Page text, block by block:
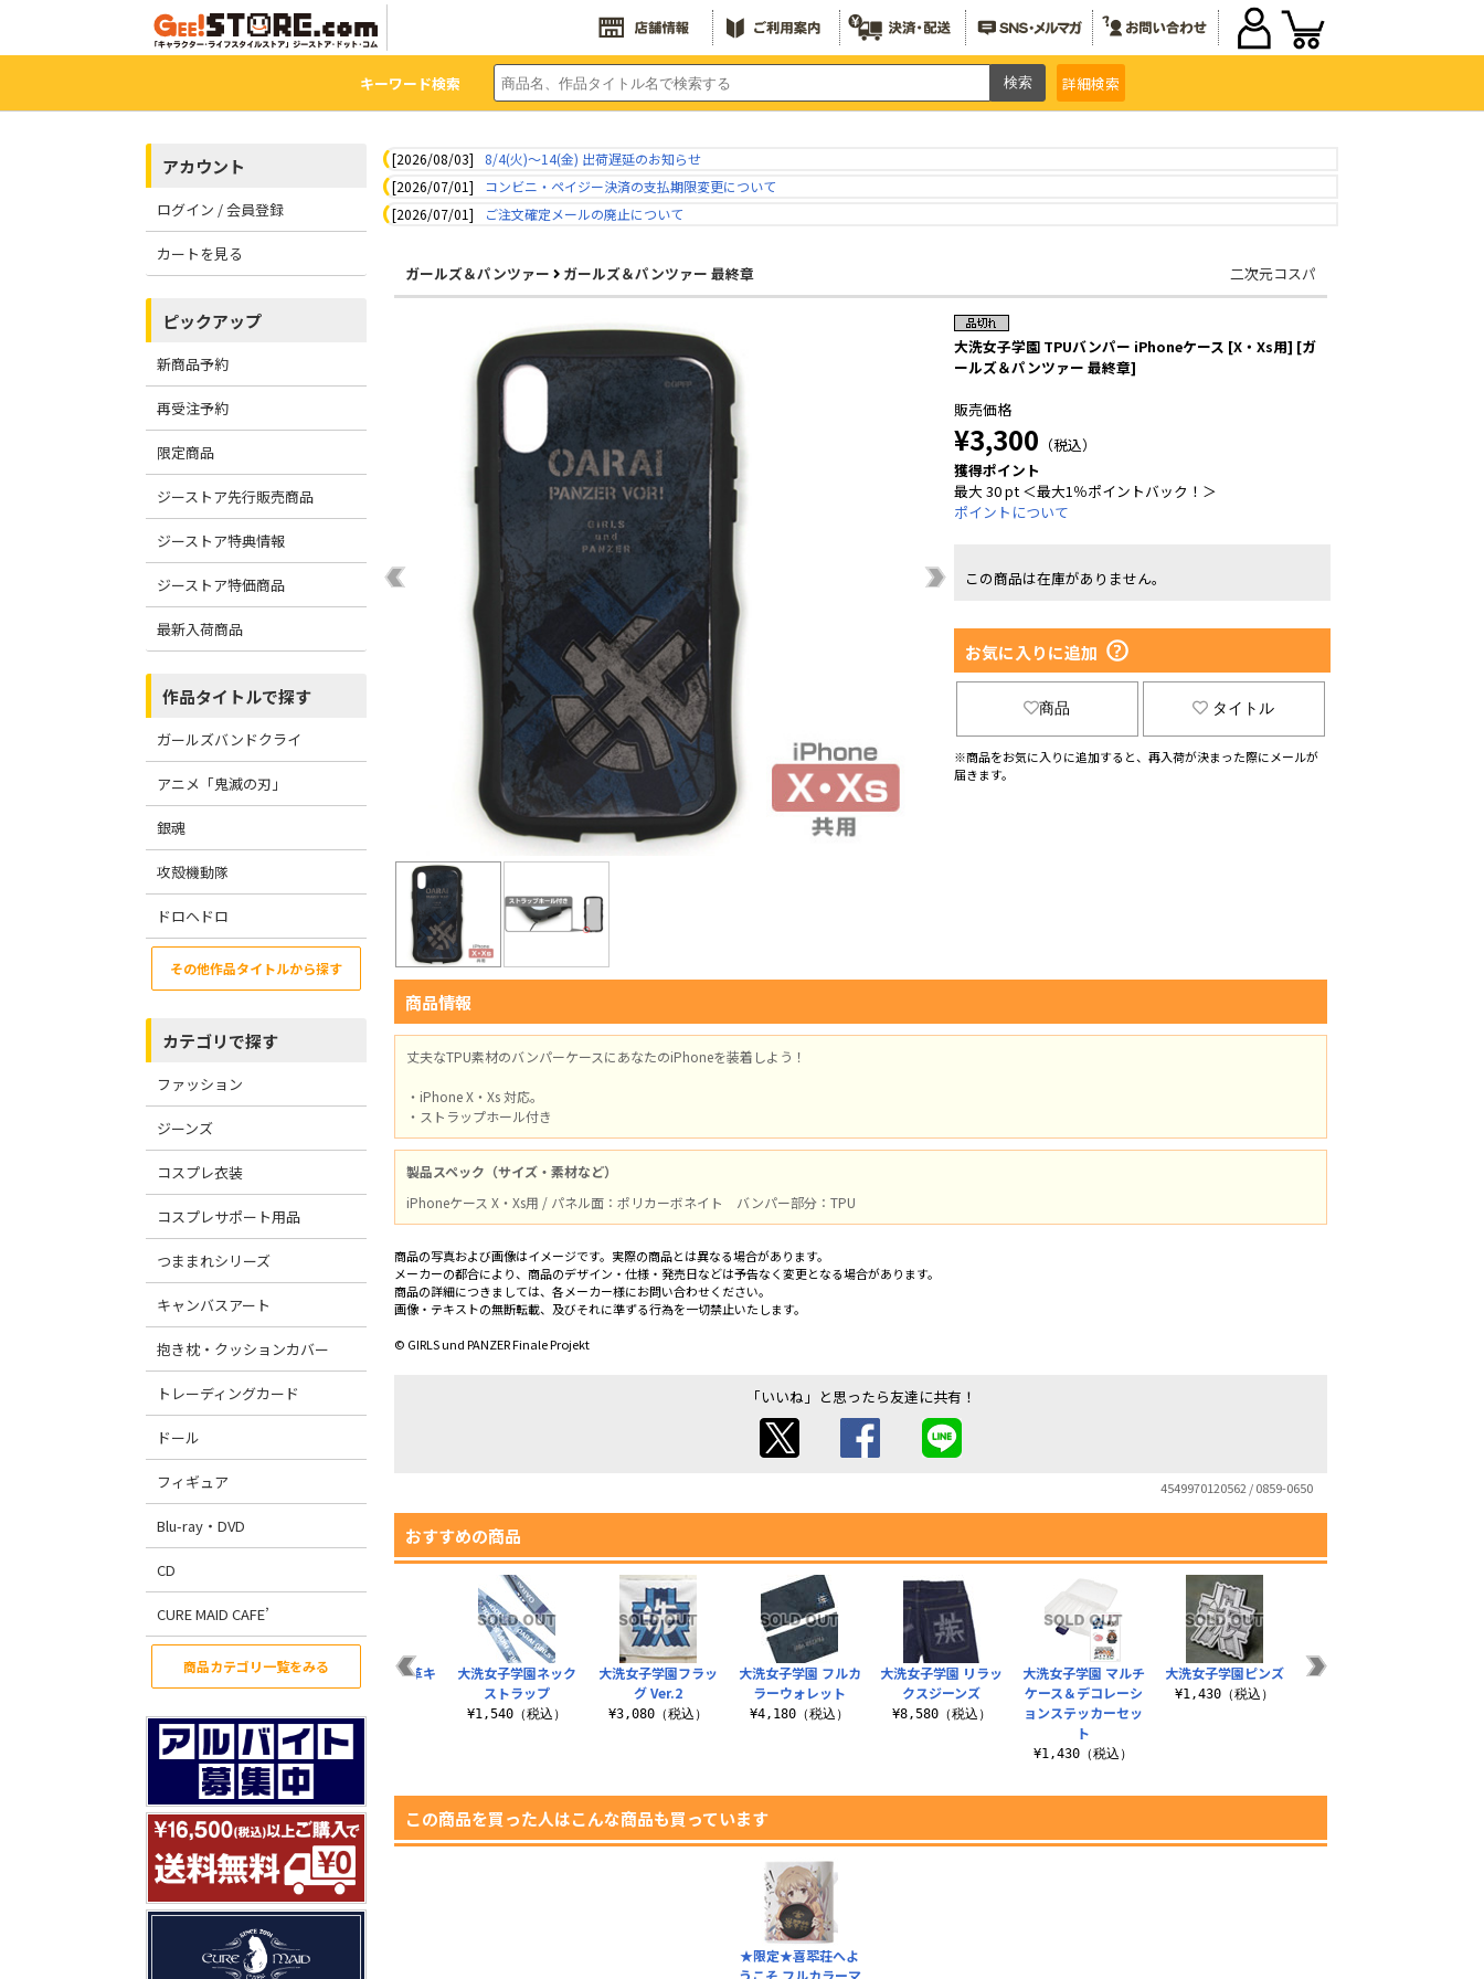
キーワード検索 詳細検索
アカウント
ログイン / 会員登録
カートを見る
ピックアップ
新商品予約
再受注予約
限定商品
ジーストア先行販売商品
ジーストア特典情報
ジーストア特価商品
最新入荷商品
作品タイトルで探す
ガールズバンドクライ
アニメ「鬼滅の刃」
銀魂
攻殻機動隊
ドロヘドロ
その他作品タイトルから探す
カテゴリで探す
ファッション
ジーンズ
コスプレ衣装
コスプレサポート用品
つままれシリーズ
キャンバスアート
抱き枕・クッションカバー
トレーディングカード
ドール
フィギュア
Blu-ray・DVD
CD
CURE MAID CAFE’
商品カテゴリ一覧をみる
[2026/08/03]
8/4(火)～14(金) 出荷遅延のお知らせ
[2026/07/01]
コンビニ・ペイジー決済の支払期限変更について
[2026/07/01]
ご注文確定メールの廃止について
ガールズ＆パンツァー ガールズ＆パンツァー 最終章 二次元コスパ
大洗女子学園 TPUバンパー iPhoneケース [X・Xs用] [ガ
ールズ＆パンツァー 最終章]
販売価格
¥3,300 （税込）
獲得ポイント
最大 30 pt ＜最大1％ポイントバック！＞
ポイントについて
この商品は在庫がありません。
お気に入りに追加
商品 タイトル
※商品をお気に入りに追加すると、再入荷が決まった際にメールが
届きます。
商品情報
丈夫なTPU素材のバンパーケースにあなたのiPhoneを装着しよう！
・iPhone X・Xs 対応。
・ストラップホール付き
製品スペック（サイズ・素材など）
iPhoneケース X・Xs用 / パネル面：ポリカーボネイト バンパー部分：TPU
商品の写真および画像はイメージです。実際の商品とは異なる場合があります。
メーカーの都合により、商品のデザイン・仕様・発売日などは予告なく変更となる場合があります。
商品の詳細につきましては、各メーカー様にお問い合わせください。
画像・テキストの無断転載、及びそれに準ずる行為を一切禁止いたします。
© GIRLS und PANZER Finale Projekt
「いいね」と思ったら友達に共有！
4549970120562 / 0859-0650
おすすめの商品
大洗女子学園 フルカ
ラーウォレット
¥4,180（税込）
大洗女子学園 リラッ
クスジーンズ
¥8,580（税込）
大洗女子学園 マルチ
ケース＆デコレーシ
ョンステッカーセッ
ト
¥1,430（税込）
大洗女子学園ピンズ
¥1,430（税込）
★限定★大洗女子学
大洗女子学園 フルカ
ラーエコバッグ
¥1,760（税込）
大洗女子学園 本革キ
ーケース
¥3,300（税込）
大洗女子学園ネック
ストラップ
¥1,540（税込）
大洗女子学園フラッ
グ Ver.2
¥3,080（税込）
この商品を買った人はこんな商品も買っています
★限定★喜翆荘へよ